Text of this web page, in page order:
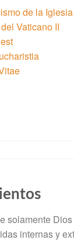
de la Iglesia
Vaticano II
solamente
internas y